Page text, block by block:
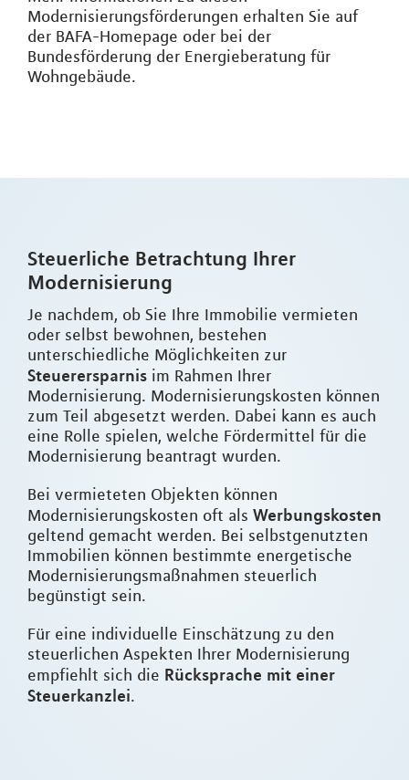
Modernisierungsförderungen erhalten Sie auf
der BAFA-Homepage oder bei der
Bundesförderung der Energieberatung für
Wohngebäude.
Steuerliche Betrachtung Ihrer
Modernisierung
Je nachdem, ob Sie Ihre Immobilie vermieten
oder selbst bewohnen, bestehen
unterschiedliche Möglichkeiten zur
Steuerersparnis im Rahmen Ihrer
Modernisierung. Modernisierungskosten können
zum Teil abgesetzt werden. Dabei kann es auch
eine Rolle spielen, welche Fördermittel für die
Modernisierung beantragt wurden.
Bei vermieteten Objekten können
Modernisierungskosten oft als Werbungskosten
geltend gemacht werden. Bei selbstgenutzten
Immobilien können bestimmte energetische
Modernisierungsmaßnahmen steuerlich
begünstigt sein.
Für eine individuelle Einschätzung zu den
steuerlichen Aspekten Ihrer Modernisierung
empfiehlt sich die Rücksprache mit einer
Steuerkanzlei.